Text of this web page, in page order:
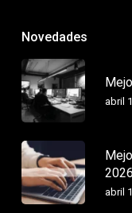
Novedades
abril
2026
abril